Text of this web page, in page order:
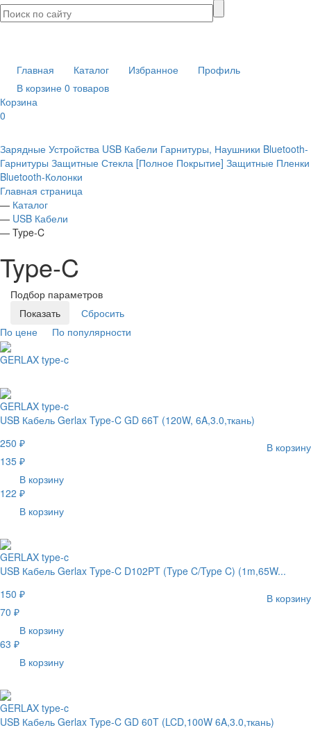
Главная Каталог Избранное
Профиль
В корзине 0 товаров
Корзина
0
Зарядные Устройства USB Кабели Гарнитуры, Наушники Bluetooth-
Гарнитуры Защитные Стекла [Полное Покрытие] Защитные Пленки
Bluetooth-Колонки
Главная страница
— Каталог
— USB Кабели
— Type-C
Type-C
Подбор параметров
По цене По популярности
GERLAX type-c
GERLAX type-c
USB Кабель Gerlax Type-C GD 66T (120W, 6A,3.0,ткань)
250 ₽
В корзину
135 ₽
В корзину
122 ₽
В корзину
GERLAX type-c
USB Кабель Gerlax Type-C D102PT (Type C/Type C) (1m,65W...
150 ₽
В корзину
70 ₽
В корзину
63 ₽
В корзину
GERLAX type-c
USB Кабель Gerlax Type-C GD 60T (LCD,100W 6A,3.0,ткань)